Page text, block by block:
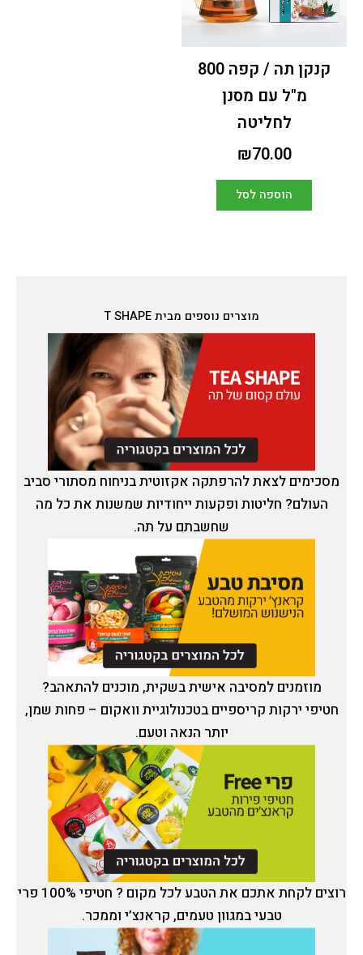
קנקן תה / קפה 800
מ"ל עם מסנן
לחליטה
₪70.00
הוספה לסל
מוצרים נוספים מבית T SHAPE
מסכימים לצאת להרפתקה אקזוטית בניחוח מסתורי סביב
העולם? חליטות ופקעות ייחודיות שמשנות את כל מה
שחשבתם על תה.
מוזמנים למסיבה אישית בשקית, מוכנים להתאהב?
חטיפי ירקות קריספיים בטכנולוגיית וואקום – פחות שמן,
יותר הנאה וטעם.
רוצים לקחת אתכם את הטבע לכל מקום ? חטיפי 100% פרי
טבעי במגוון טעמים, קראנצ’י וממכר.